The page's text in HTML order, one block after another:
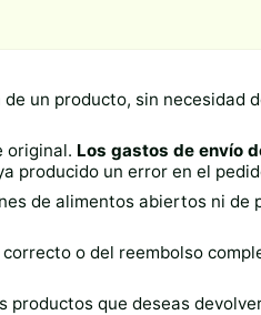
un producto, sin necesidad
original. Los gastos de envío
producido un error en el
de alimentos abiertos ni de
o del reembolso
que deseas